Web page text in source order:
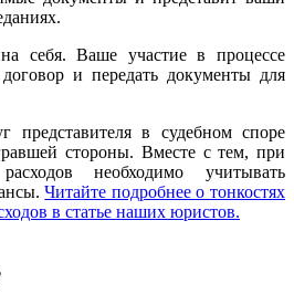
себя. Ваше участие в процессе
и передать документы для
представителя в судебном споре
стороны. Вместе с тем, при
необходимо учитывать
Читайте подробнее о тонкостях
в статье наших юристов.